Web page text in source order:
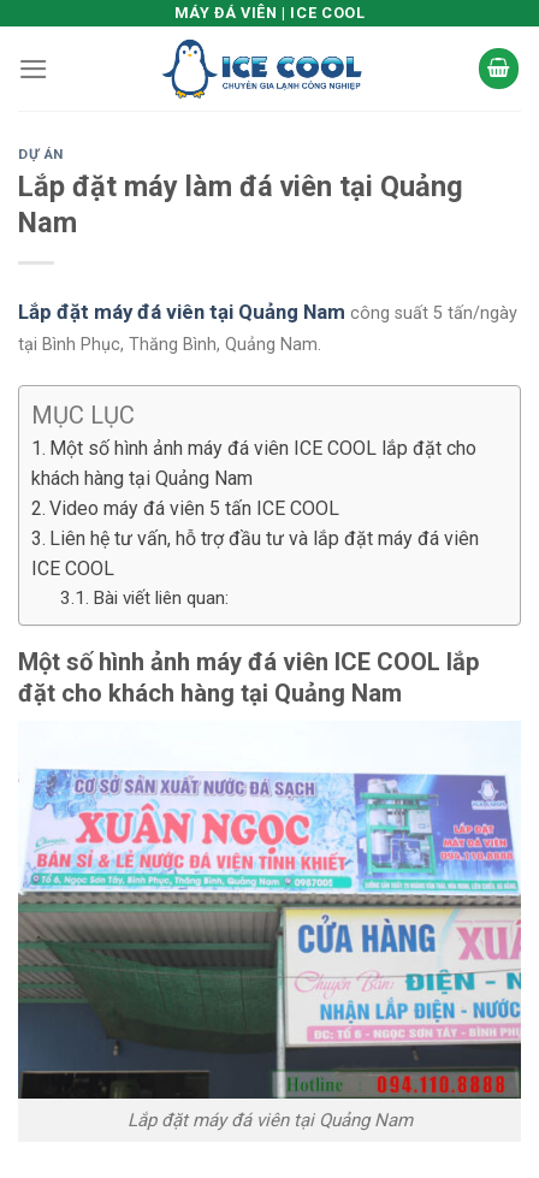
content
MÁY ĐÁ VIÊN | ICE COOL
DỰ ÁN
Lắp đặt máy làm đá viên tại Quảng
Nam
Lắp đặt máy đá viên tại Quảng Nam công suất 5 tấn/ngày
tại Bình Phục, Thăng Bình, Quảng Nam.
MỤC LỤC
Một số hình ảnh máy đá viên ICE COOL lắp đặt cho
khách hàng tại Quảng Nam
Video máy đá viên 5 tấn ICE COOL
Liên hệ tư vấn, hỗ trợ đầu tư và lắp đặt máy đá viên
ICE COOL
Bài viết liên quan:
Một số hình ảnh máy đá viên ICE COOL lắp
đặt cho khách hàng tại Quảng Nam
Lắp đặt máy đá viên tại Quảng Nam